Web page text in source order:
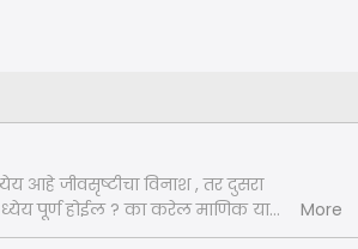
आहे जीवसृष्टीचा विनाश , तर दुसरा
पूर्ण होईल ? का करेल माणिक या
रत्नव्रत.
More